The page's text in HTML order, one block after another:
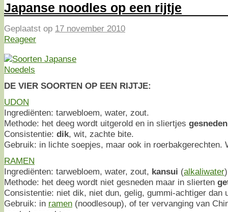
Japanse noodles op een rijtje
Geplaatst op 17 november 2010
Reageer
DE VIER SOORTEN OP EEN RIJTJE:
UDON
Ingrediënten: tarwebloem, water, zout.
Methode: het deeg wordt uitgerold en in sliertjes gesneden
Consistentie: dik, wit, zachte bite.
Gebruik: in lichte soepjes, maar ook in roerbakgerechten.
RAMEN
Ingrediënten: tarwebloem, water, zout, kansui (alkaliwater
Methode: het deeg wordt niet gesneden maar in slierten
Consistentie: niet dik, niet dun, gelig, gummi-achtiger dan
Gebruik: in ramen (noodlesoup), of ter vervanging van